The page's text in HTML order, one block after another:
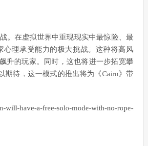
。在虚拟世界中重现现实中最惊险、最
理承受能力的极大挑战。这种将高风
升的玩家。同时，这也将进一步拓宽攀
期待，这一模式的推出将为《Cairn》带
a-free-solo-mode-with-no-rope-